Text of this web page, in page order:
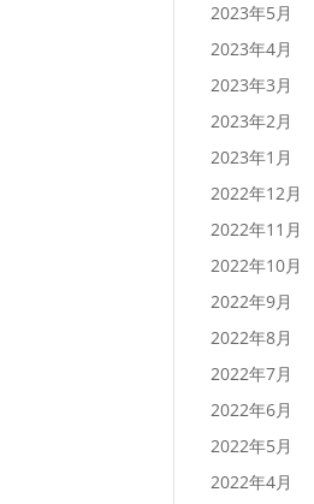
2023年5月
2023年4月
2023年3月
2023年2月
2023年1月
2022年12月
2022年11月
2022年10月
2022年9月
2022年8月
2022年7月
2022年6月
2022年5月
2022年4月